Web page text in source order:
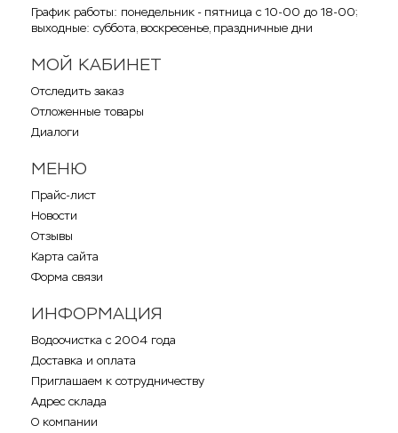
График работы: понедельник - пятница с 10-00 до 18-00;
выходные: суббота, воскресенье, праздничные дни
МОЙ КАБИНЕТ
Отследить заказ
Отложенные товары
Диалоги
МЕНЮ
Прайс-лист
Новости
Отзывы
Карта сайта
Форма связи
ИНФОРМАЦИЯ
Водоочистка с 2004 года
Доставка и оплата
Приглашаем к сотрудничеству
Адрес склада
О компании